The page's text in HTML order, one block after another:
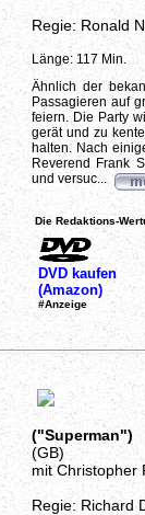
Regie: Ronald
Länge: 117 Min.
Ähnlich der
Passagieren auf
feiern. Die Party
gerät und zu
halten. Nach
Reverend Frank
und versuc...
Die Redaktions-
DVD kaufen
(Amazon)
#Anzeige
("Superman")
(GB)
mit Christopher
Regie: Richard